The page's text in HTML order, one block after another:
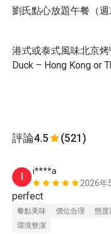
劉氏點心放題午餐（
港式或泰式風味北京
Duck – Hong Kong or
評論4.5 (521)
I
i****a
2026年
perfect
餐點美味 價位合理 態度
環境整潔